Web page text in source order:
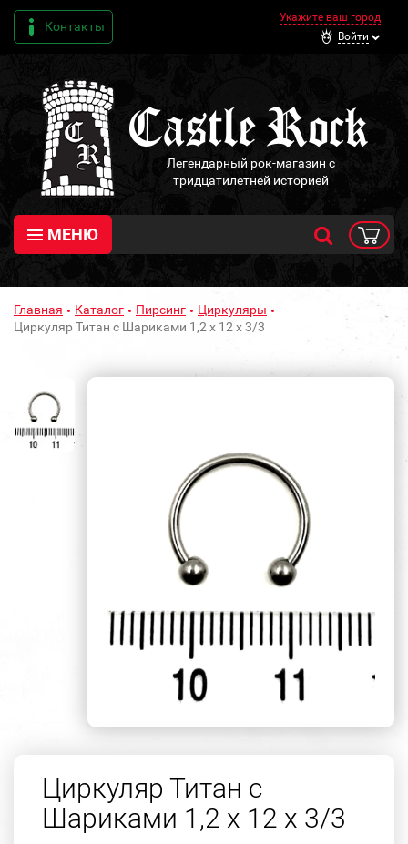
Контакты
Укажите ваш город
Войти
Легендарный рок-магазин с
тридцатилетней историей
МЕНЮ
Главная Каталог Пирсинг
Циркуляры
Циркуляр Титан с Шариками 1,2 х 12 х 3/3
Циркуляр Титан с
Шариками 1,2 х 12 х 3/3